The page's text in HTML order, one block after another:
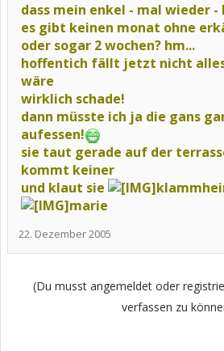
dass mein enkel - mal wieder
es gibt keinen monat ohne
oder sogar 2 wochen? hm...
hoffentich fällt jetzt nicht
wäre
wirklich schade!
dann müsste ich ja die gans
aufessen!
sie taut gerade auf der
kommt keiner
und klaut sie
marie
22. Dezember 2005
(Du musst angemeldet oder
verfassen zu